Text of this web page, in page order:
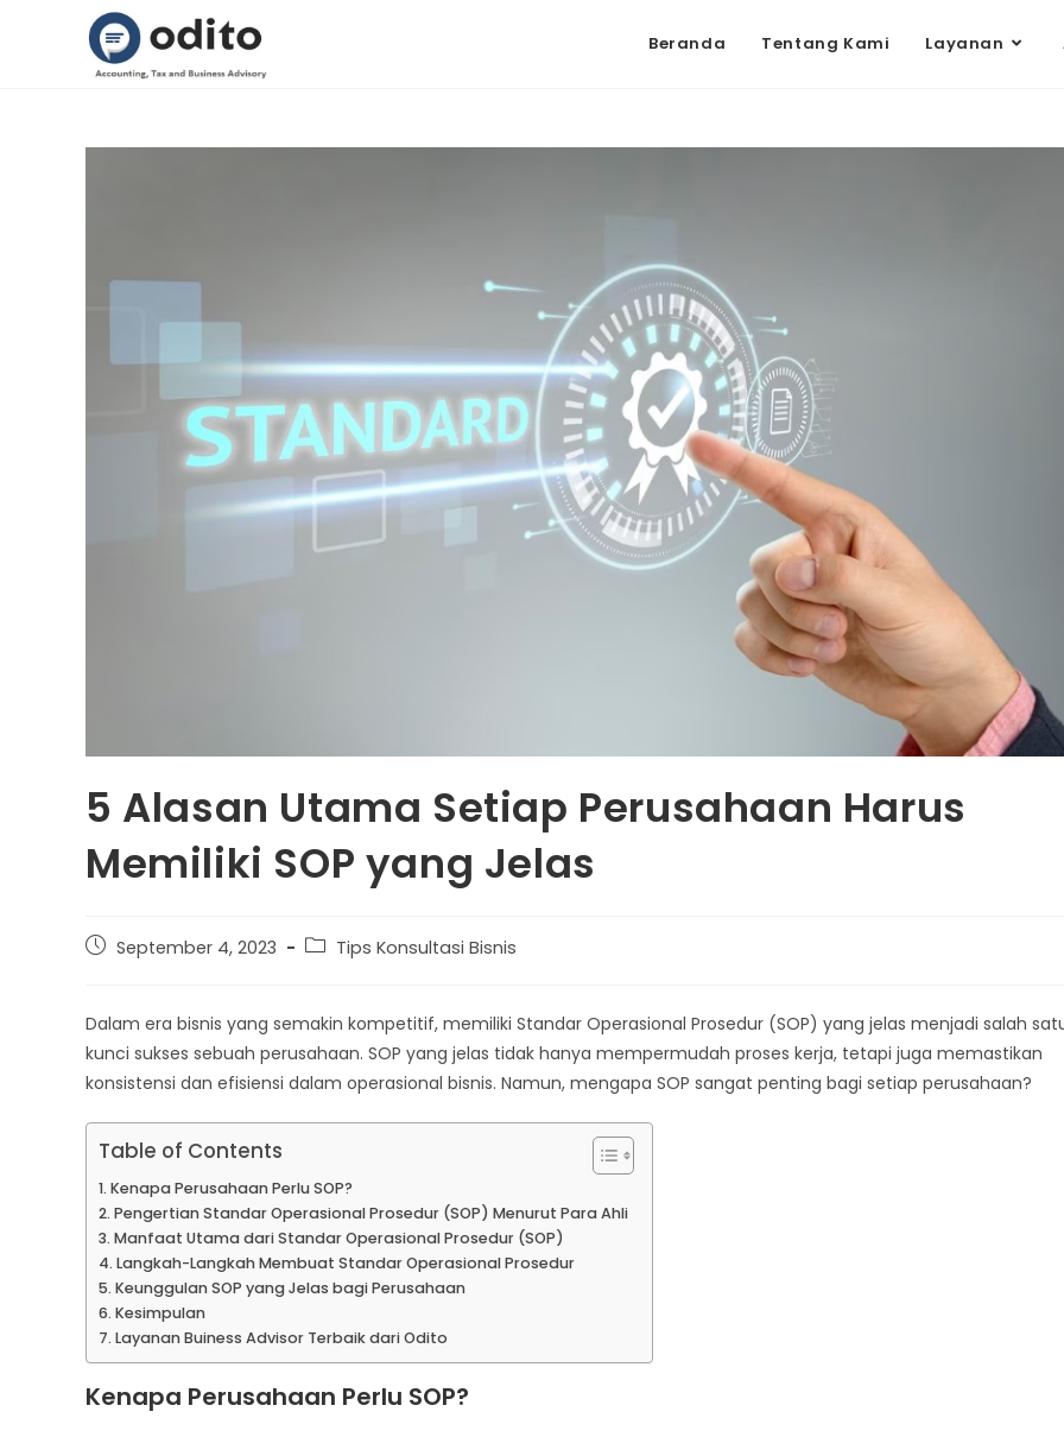
Beranda Tentang Kami Layanan
5 Alasan Utama Setiap Perusahaan Harus
Memiliki SOP yang Jelas
September 4, 2023 Tips Konsultasi Bisnis
Dalam era bisnis yang semakin kompetitif, memiliki Standar Operasional Prosedur (SOP) yang jelas menjadi salah
kunci sukses sebuah perusahaan. SOP yang jelas tidak hanya mempermudah proses kerja, tetapi juga memastikan
konsistensi dan efisiensi dalam operasional bisnis. Namun, mengapa SOP sangat penting bagi setiap perusahaan?
Table of Contents
Kenapa Perusahaan Perlu SOP?
Pengertian Standar Operasional Prosedur (SOP) Menurut Para Ahli
Manfaat Utama dari Standar Operasional Prosedur (SOP)
Langkah-Langkah Membuat Standar Operasional Prosedur
Keunggulan SOP yang Jelas bagi Perusahaan
Kesimpulan
Layanan Buiness Advisor Terbaik dari Odito
Kenapa Perusahaan Perlu SOP?